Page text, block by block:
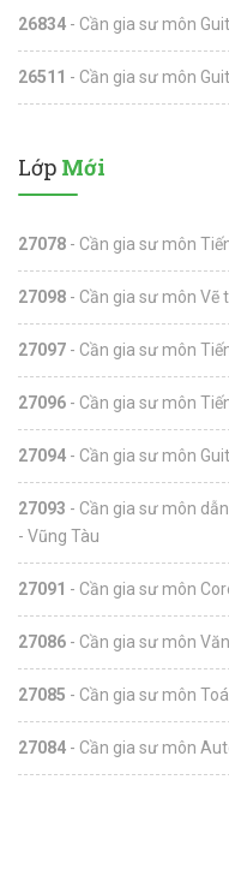
26834 - Cần gia sư môn
26511 - Cần gia sư môn
Lớp Mới
27078 - Cần gia sư môn
27098 - Cần gia sư môn Vẽ
27097 - Cần gia sư môn
27096 - Cần gia sư môn
27094 - Cần gia sư môn
27093 - Cần gia sư môn
- Vũng Tàu
27091 - Cần gia sư môn
27086 - Cần gia sư môn
27085 - Cần gia sư môn
27084 - Cần gia sư môn